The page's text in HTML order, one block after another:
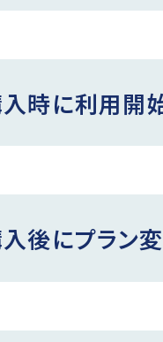
時に利用開
後にプラン